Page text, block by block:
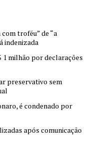
troféu” de “a
indenizada
1 milhão por declarações
preservativo sem
é condenado por
após comunicação